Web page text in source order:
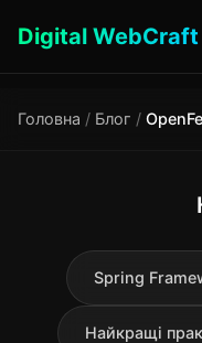
Digital WebCraft
Головна / Блог /
Spring
Найкращі